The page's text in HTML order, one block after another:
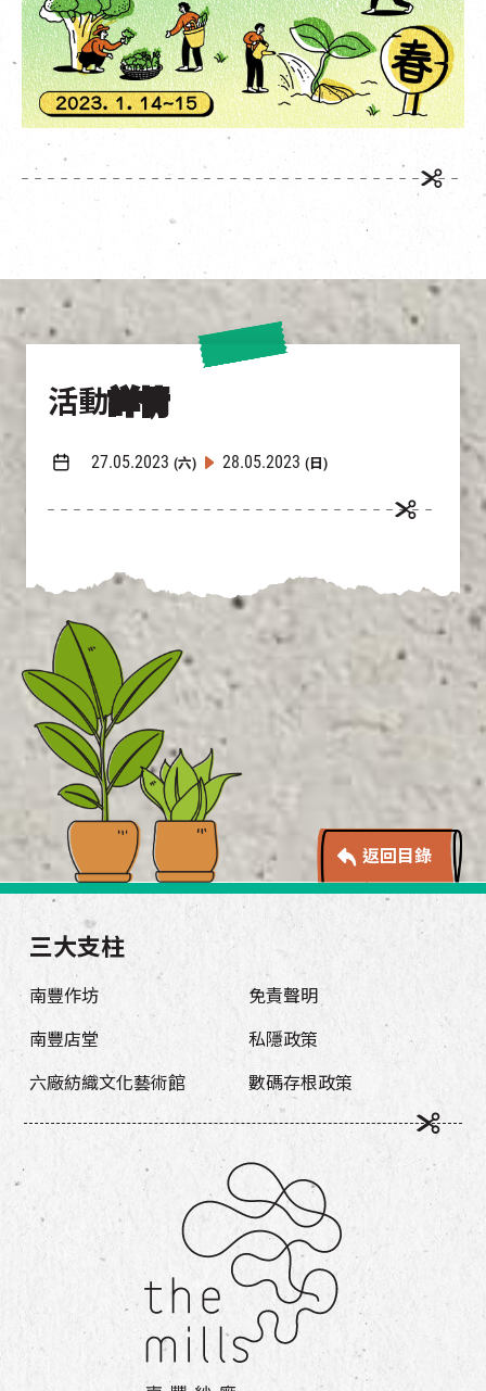
活動詳情
27.05.2023 (六) 28.05.2023 (日)
返回目錄
三大支柱
南豐作坊
南豐店堂
六廠紡織文化藝術館
免責聲明
私隱政策
數碼存根政策